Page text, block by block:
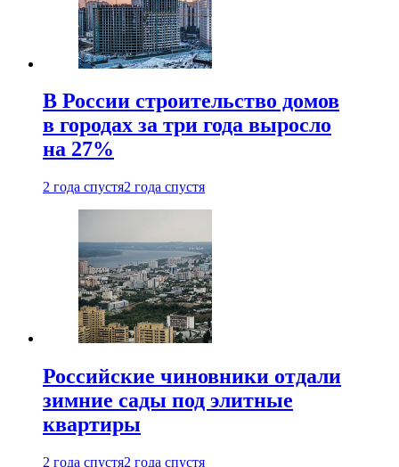
В России строительство домов
в городах за три года выросло
на 27%
2 года спустя2 года спустя
Российские чиновники отдали
зимние сады под элитные
квартиры
2 года спустя2 года спустя